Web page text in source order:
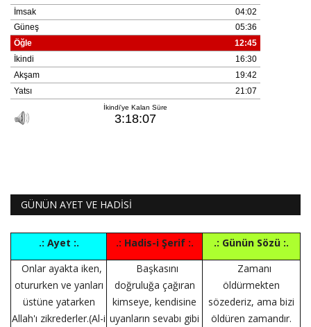
GÜNÜN AYET VE HADİSİ
.: Ayet :. .: Hadis-i Şerif :.
.: Günün Sözü :.
Onlar ayakta iken,
otururken ve yanları
üstüne yatarken
Allah'ı zikrederler.(Al-i
Başkasını
doğruluğa çağıran
kimseye, kendisine
uyanların sevabı gibi
Zamanı
öldürmekten
sözederiz, ama bizi
öldüren zamandır.